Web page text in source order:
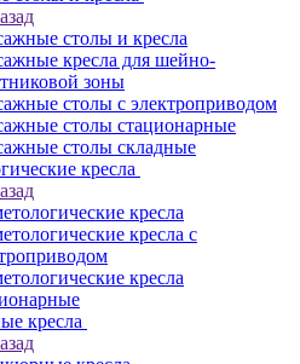
столы и кресла
кресла для шейно-
зоны
столы с электроприводом
столы стационарные
столы складные
кресла
кресла
кресла с
кресла
кресла